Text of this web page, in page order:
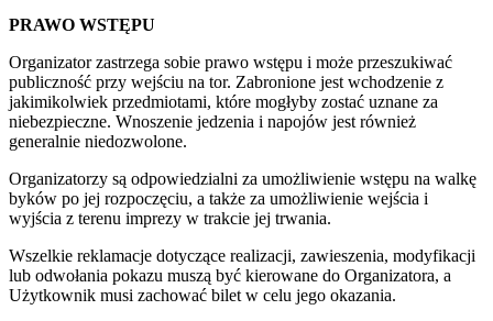
PRAWO WSTĘPU
Organizator zastrzega sobie prawo wstępu i może przeszukiwać
publiczność przy wejściu na tor. Zabronione jest wchodzenie z
jakimikolwiek przedmiotami, które mogłyby zostać uznane za
niebezpieczne. Wnoszenie jedzenia i napojów jest również
generalnie niedozwolone.
Organizatorzy są odpowiedzialni za umożliwienie wstępu na walkę
byków po jej rozpoczęciu, a także za umożliwienie wejścia i
wyjścia z terenu imprezy w trakcie jej trwania.
Wszelkie reklamacje dotyczące realizacji, zawieszenia, modyfikacji
lub odwołania pokazu muszą być kierowane do Organizatora, a
Użytkownik musi zachować bilet w celu jego okazania.